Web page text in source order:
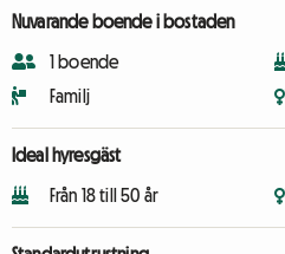
Nuvarande boende i bostaden
1 boende
Familj
Ideal hyresgäst
Från 18 till 50 år